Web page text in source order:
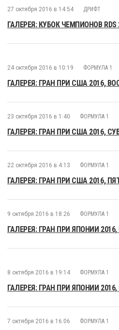
27 октября 2016 в 14:54 ДРИФТ
ГАЛЕРЕЯ: КУБОК ЧЕМПИОНОВ RDS
24 октября 2016 в 10:19 ФОРМУЛА 1
ГАЛЕРЕЯ: ГРАН ПРИ США 2016,
23 октября 2016 в 1:40 ФОРМУЛА 1
ГАЛЕРЕЯ: ГРАН ПРИ США 2016,
22 октября 2016 в 4:13 ФОРМУЛА 1
ГАЛЕРЕЯ: ГРАН ПРИ США 2016,
9 октября 2016 в 18:26 ФОРМУЛА 1
ГАЛЕРЕЯ: ГРАН ПРИ ЯПОНИИ
8 октября 2016 в 19:14 ФОРМУЛА 1
ГАЛЕРЕЯ: ГРАН ПРИ ЯПОНИИ
7 октября 2016 в 16:06 ФОРМУЛА 1